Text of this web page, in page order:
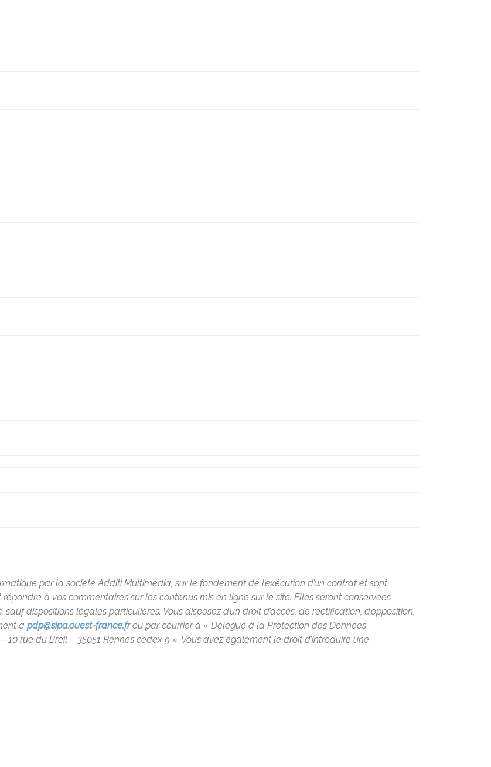
par la société Additi Multimedia, sur le fondement de l’exécution d’un contrat et sont
à vos commentaires sur les contenus mis en ligne sur le site. Elles seront conservées
dispositions légales particulières. Vous disposez d’un droit d’accès, de rectification, d’opposition,
à pdp@sipa.ouest-france.frou par courrier à « Délégué à la Protection des Données
10 rue du Breil – 35051 Rennes cedex 9 ». Vous avez également le droit d’introduire une